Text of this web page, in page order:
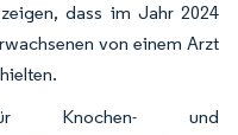
dass im Jahr 2024
von einem Arzt
für Knochen- und